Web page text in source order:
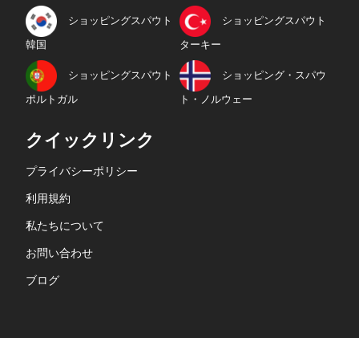
ショッピングスパウト
韓国
ショッピングスパウト
ターキー
ショッピングスパウト
ポルトガル
ショッピング・スパウ
ト・ノルウェー
クイックリンク
プライバシーポリシー
利用規約
私たちについて
お問い合わせ
ブログ